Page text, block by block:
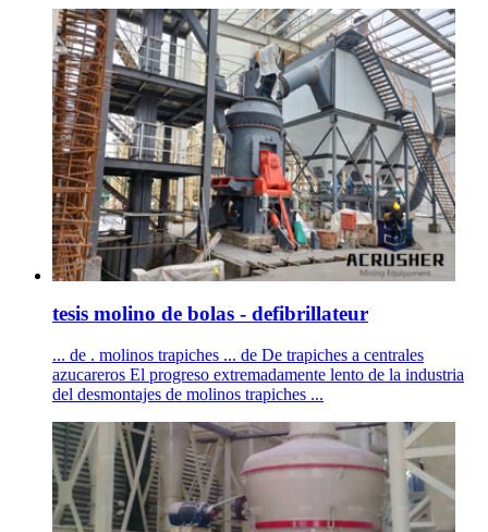
tesis molino de bolas - defibrillateur
... de . molinos trapiches ... de De trapiches a centrales
azucareros El progreso extremadamente lento de la industria
del desmontajes de molinos trapiches ...